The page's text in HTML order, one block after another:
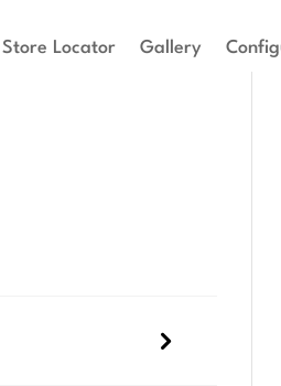
Store Locator Gallery